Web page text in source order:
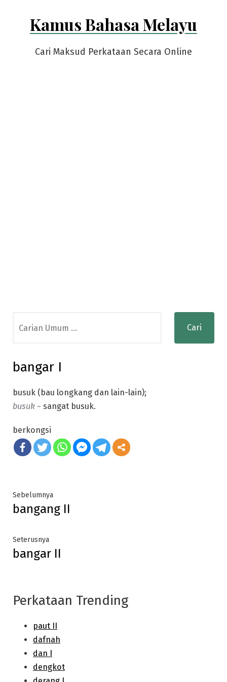
Kamus Bahasa Melayu
Cari Maksud Perkataan Secara Online
for:
bangar I
busuk (bau longkang dan lain-lain);
busuk ~ sangat busuk.
berkongsi
Post
navigation
SebelumnyaPrevious
post:
bangang II
SeterusnyaNext
post:
bangar II
Perkataan Trending